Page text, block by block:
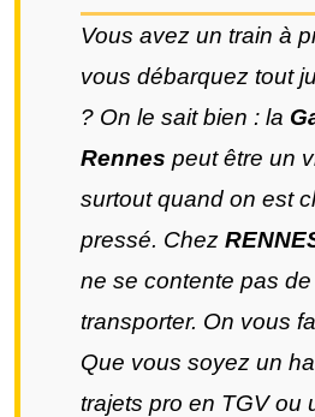
Vous avez un train à
vous débarquez tout
? On le sait bien : la
Rennes peut être un
surtout quand on est
pressé. Chez
ne se contente pas
transporter. On vous
Que vous soyez un
trajets pro en TGV ou